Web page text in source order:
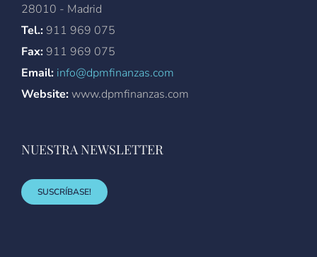
28010 - Madrid
Tel.: 911 969 075
Fax: 911 969 075
Email: info@dpmfinanzas.com
Website:www.dpmfinanzas.com
NUESTRA NEWSLETTER
SUSCRÍBASE!